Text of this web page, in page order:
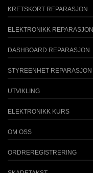
KRETSKORT REPARASJON
ELEKTRONIKK REPARASJON
DASHBOARD REPARASJON
STYREENHET REPARASJON
UTVIKLING
ELEKTRONIKK KURS
OM OSS
ORDREREGISTRERING